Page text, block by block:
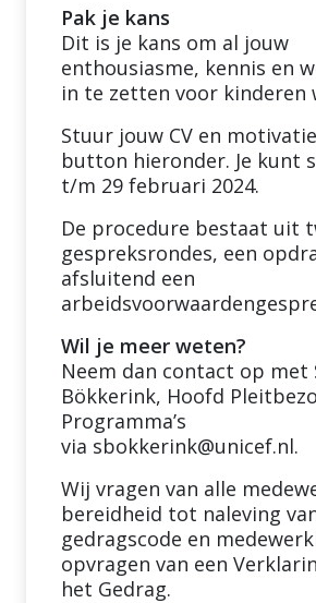
Pak je kans
Dit is je kans om al jouw
enthousiasme, kennis en
in te zetten voor kinderen
Stuur jouw CV en
button hieronder. Je kunt
t/m 29 februari 2024.
De procedure bestaat uit
gespreksrondes, een
afsluitend een
Wil je meer weten?
Neem dan contact op met
Bökkerink, Hoofd
Programma’s
via sbokkerink@unicef.nl.
Wij vragen van alle
bereidheid tot naleving
gedragscode en
opvragen van een
het Gedrag.